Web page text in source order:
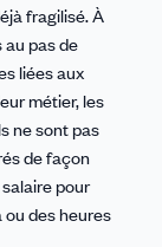
fragilisé. À
au pas de
liées aux
métier, les
ne sont pas
de façon
pour
des heures